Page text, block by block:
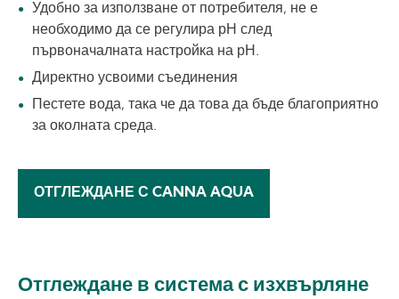
Удобно за използване от потребителя, не е
необходимо да се регулира рН след
първоначалната настройка на рН.
Директно усвоими съединения
Пестете вода, така че да това да бъде благоприятно
за околната среда.
ОТГЛЕЖДАНЕ С CANNA AQUA
Отглеждане в система с изхвърляне